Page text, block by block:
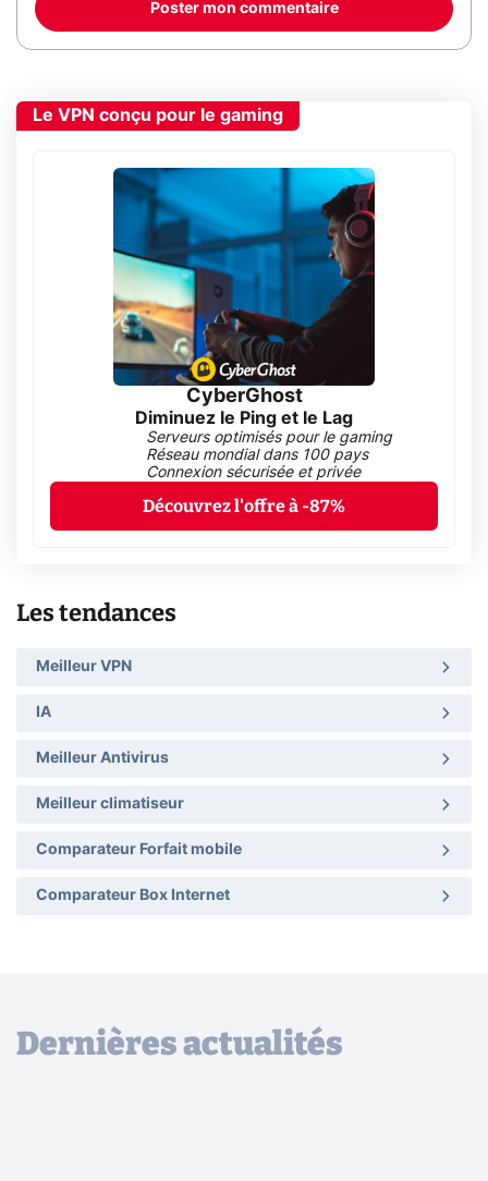
Poster mon commentaire
Le VPN conçu pour le gaming
CyberGhost
Diminuez le Ping et le Lag
Serveurs optimisés pour le gaming
Réseau mondial dans 100 pays
Connexion sécurisée et privée
Découvrez l'offre à -87%
Les tendances
Meilleur VPN
IA
Meilleur Antivirus
Meilleur climatiseur
Comparateur Forfait mobile
Comparateur Box Internet
Dernières actualités